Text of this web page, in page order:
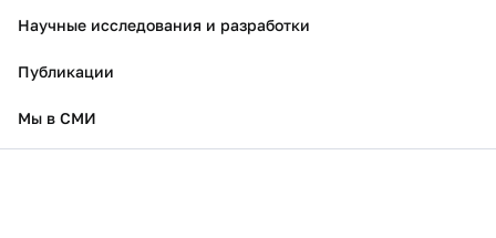
Научные исследования и разработки
Публикации
Мы в СМИ